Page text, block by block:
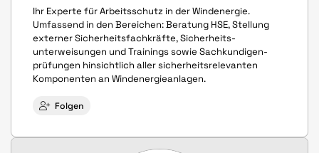
Ihr Experte für Arbeitsschutz in der Windenergie.
Umfassend in den Bereichen: Beratung HSE, Stellung
externer Sicherheits­fachkräfte, Sicherheits­­
unterweisungen und Trainings sowie Sach­­kundigen­
prüfungen hinsichtlich aller sicherheitsrelevanten
Komponenten an Windenergieanlagen.
Folgen